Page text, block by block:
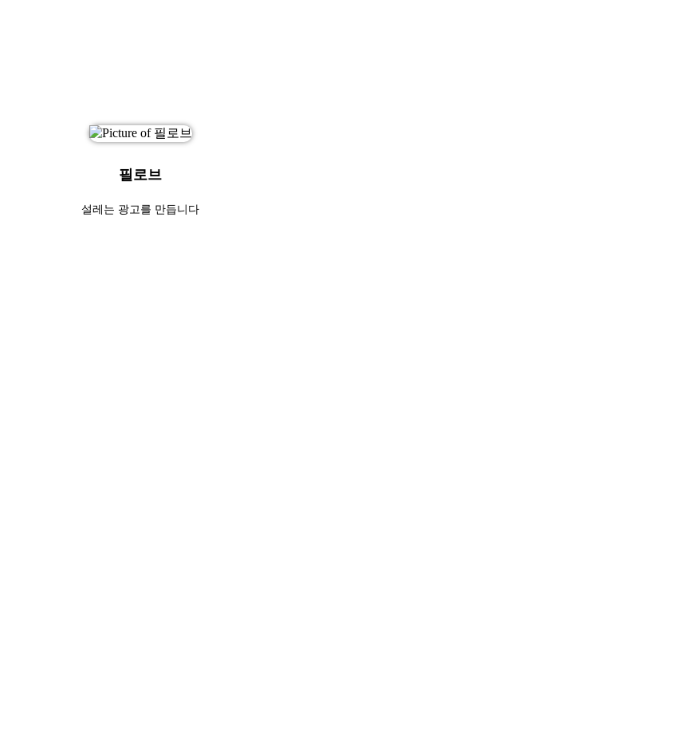
필로브
설레는 광고를 만듭니다